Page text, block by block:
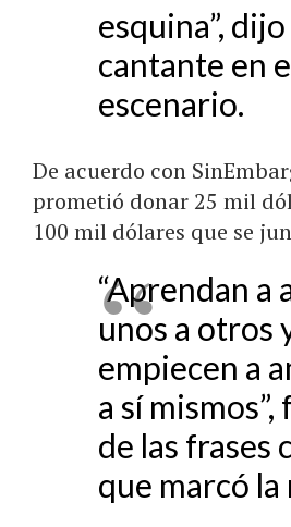
esquina”, dijo
cantante en
escenario.
De acuerdo con
prometió donar 25 mil
100 mil dólares que se
“Aprendan a
unos a otros
empiecen a
a sí mismos”,
de las frases
que marcó la